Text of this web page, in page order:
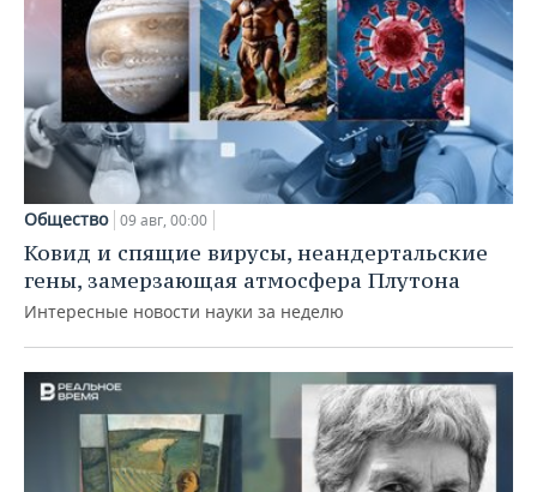
Общество 09 авг, 00:00
Ковид и спящие вирусы, неандертальские
гены, замерзающая атмосфера Плутона
Интересные новости науки за неделю